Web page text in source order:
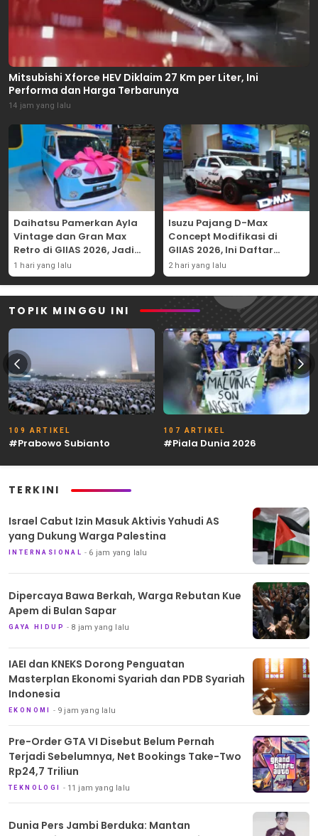
Mitsubishi Xforce HEV Diklaim 27 Km per Liter, Ini
Performa dan Harga Terbarunya
14 jam yang lalu
Daihatsu Pamerkan Ayla
Vintage dan Gran Max
Retro di GIIAS 2026, Jadi
Hadiah Undian
1 hari yang lalu
Isuzu Pajang D-Max
Concept Modifikasi di
GIIAS 2026, Ini Daftar
Ubahannya
2 hari yang lalu
TOPIK MINGGU INI
109 ARTIKEL
#Prabowo Subianto
107 ARTIKEL
#Piala Dunia 2026
TERKINI
Israel Cabut Izin Masuk Aktivis Yahudi AS
yang Dukung Warga Palestina
INTERNASIONAL 6 jam yang lalu
Dipercaya Bawa Berkah, Warga Rebutan Kue
Apem di Bulan Sapar
GAYA HIDUP 8 jam yang lalu
IAEI dan KNEKS Dorong Penguatan
Masterplan Ekonomi Syariah dan PDB Syariah
Indonesia
EKONOMI 9 jam yang lalu
Pre-Order GTA VI Disebut Belum Pernah
Terjadi Sebelumnya, Net Bookings Take-Two
Rp24,7 Triliun
TEKNOLOGI 11 jam yang lalu
Dunia Pers Jambi Berduka: Mantan